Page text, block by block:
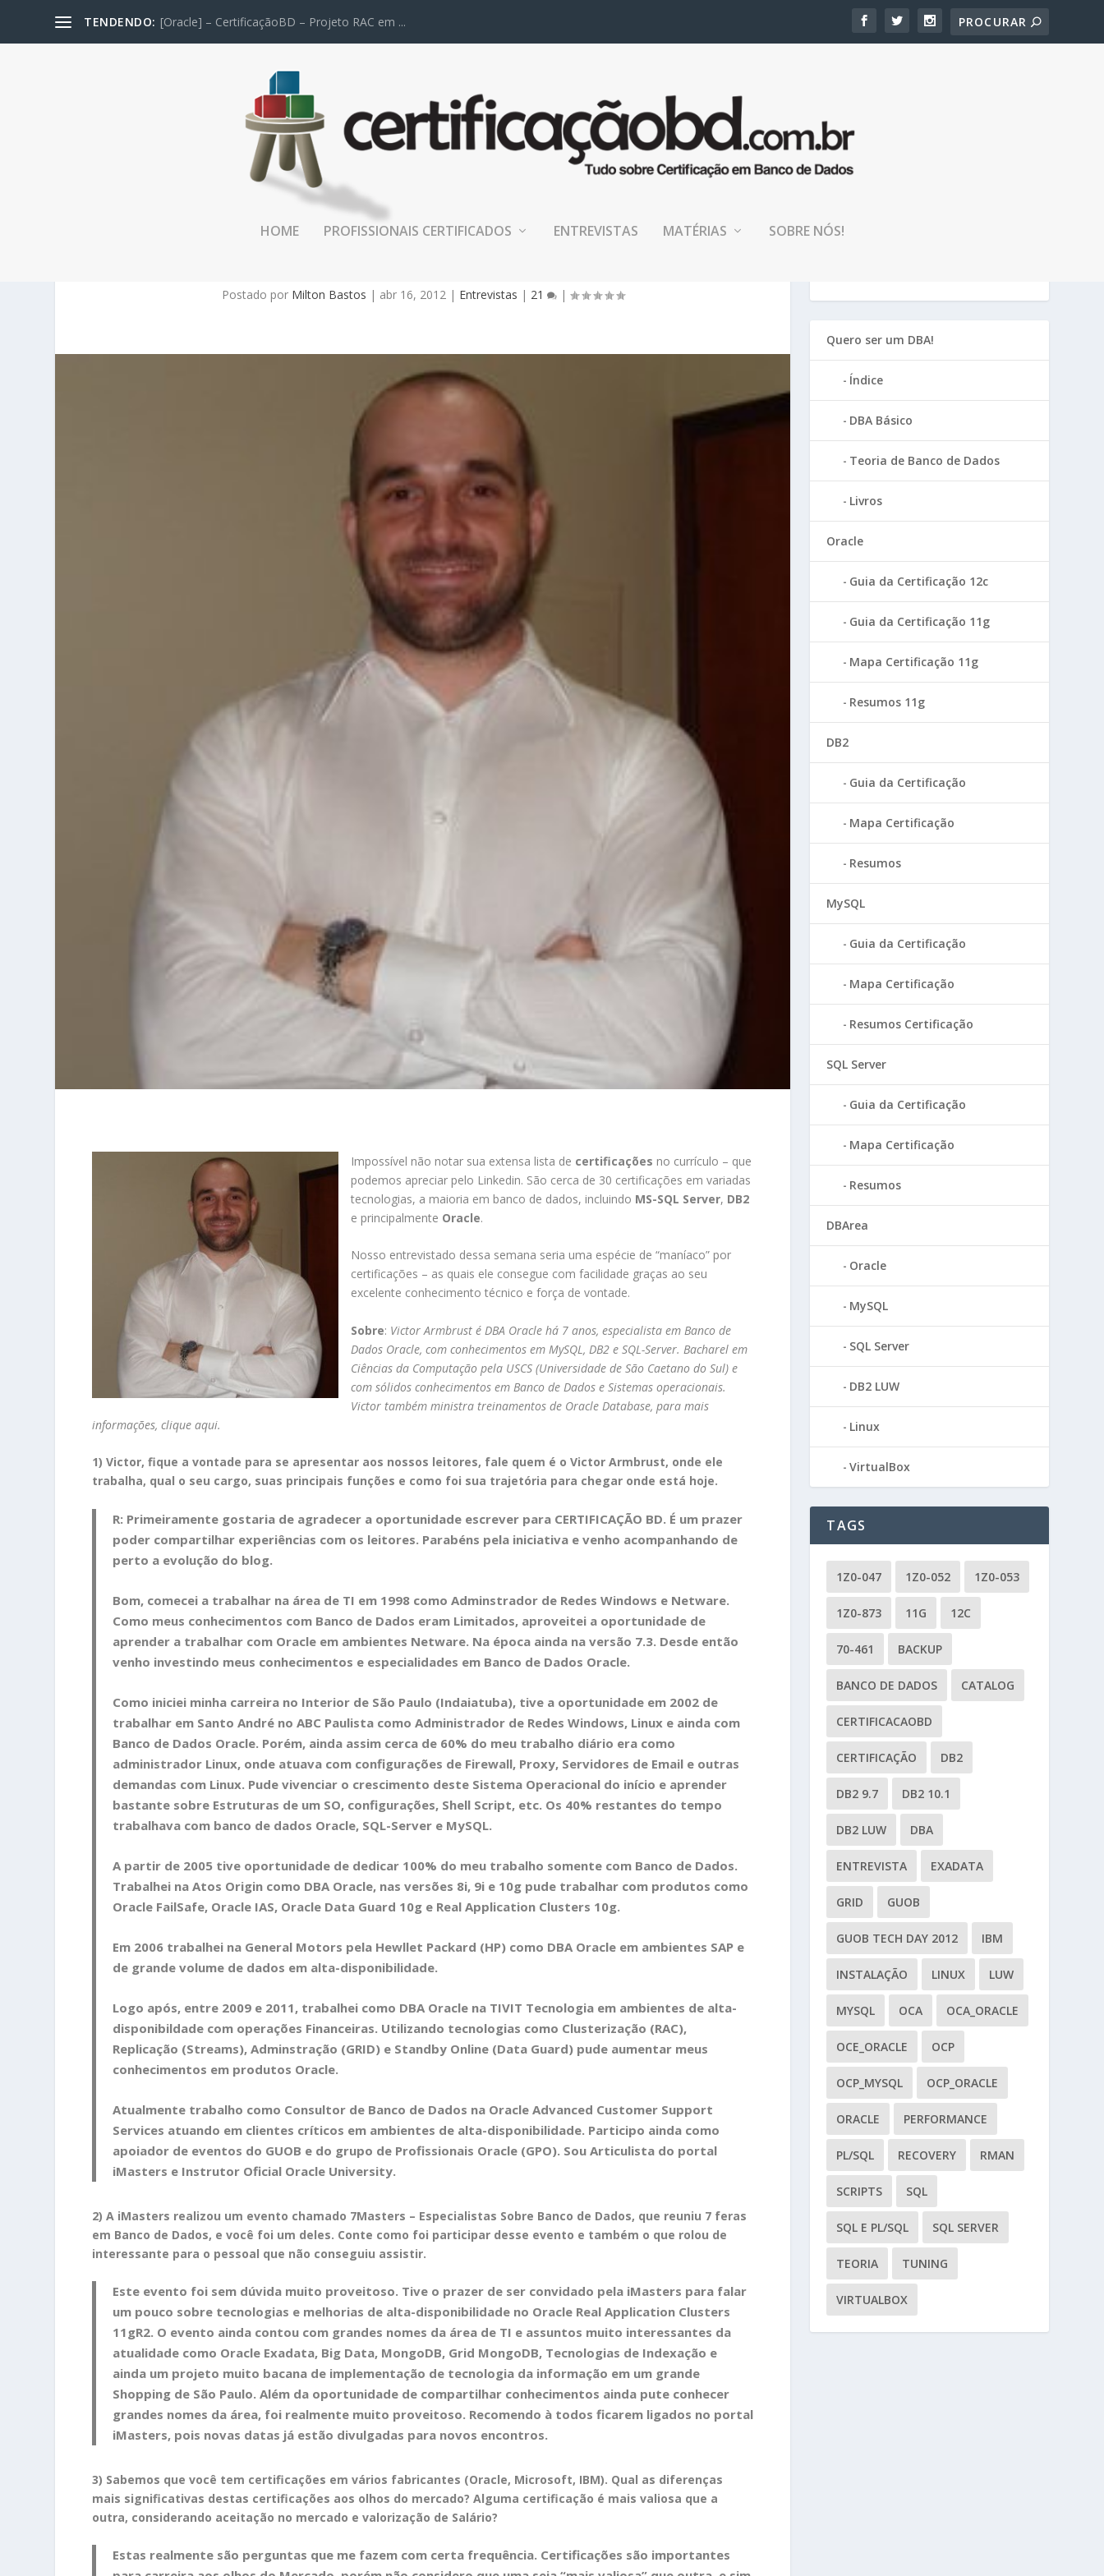
TENDENDO: [Oracle] – CertificaçãoBD – Projeto RAC em ...
HOME PROFISSIONAIS CERTIFICADOS ENTREVISTAS MATÉRIAS SOBRE NÓS!
Postado por Milton Bastos | abr 16, 2012 | Entrevistas | 21 |
Impossível não notar sua extensa lista de certificações no currículo – que
podemos apreciar pelo Linkedin. São cerca de 30 certificações em variadas
tecnologias, a maioria em banco de dados, incluindo MS-SQL Server, DB2
e principalmente Oracle.
Nosso entrevistado dessa semana seria uma espécie de “maníaco” por
certificações – as quais ele consegue com facilidade graças ao seu
excelente conhecimento técnico e força de vontade.
Sobre: Victor Armbrusté DBA Oracle há 7 anos, especialista em Banco de
Dados Oracle, com conhecimentos em MySQL, DB2 e SQL-Server. Bacharel em
Ciências da Computação pela USCS (Universidade de São Caetano do Sul) e
com sólidos conhecimentos em Banco de Dados e Sistemas operacionais.
Victor também ministra treinamentos de Oracle Database, para mais
informações, clique aqui.
1) Victor, fique a vontade para se apresentar aos nossos leitores, fale quem é o Victor Armbrust, onde ele
trabalha, qual o seu cargo, suas principais funções e como foi sua trajetória para chegar onde está hoje.
R: Primeiramente gostaria de agradecer a oportunidade escrever para CERTIFICAÇÃO BD. É um prazer
poder compartilhar experiências com os leitores. Parabéns pela iniciativa e venho acompanhando de
perto a evolução do blog.
Bom, comecei a trabalhar na área de TI em 1998 como Adminstrador de Redes Windows e Netware.
Como meus conhecimentos com Banco de Dados eram Limitados, aproveitei a oportunidade de
aprender a trabalhar com Oracle em ambientes Netware. Na época ainda na versão 7.3. Desde então
venho investindo meus conhecimentos e especialidades em Banco de Dados Oracle.
Como iniciei minha carreira no Interior de São Paulo (Indaiatuba), tive a oportunidade em 2002 de
trabalhar em Santo André no ABC Paulista como Administrador de Redes Windows, Linux e ainda com
Banco de Dados Oracle. Porém, ainda assim cerca de 60% do meu trabalho diário era como
administrador Linux, onde atuava com configurações de Firewall, Proxy, Servidores de Email e outras
demandas com Linux. Pude vivenciar o crescimento deste Sistema Operacional do início e aprender
bastante sobre Estruturas de um SO, configurações, Shell Script, etc. Os 40% restantes do tempo
trabalhava com banco de dados Oracle, SQL-Server e MySQL.
A partir de 2005 tive oportunidade de dedicar 100% do meu trabalho somente com Banco de Dados.
Trabalhei na Atos Origin como DBA Oracle, nas versões 8i, 9i e 10g pude trabalhar com produtos como
Oracle FailSafe, Oracle IAS, Oracle Data Guard 10g e Real Application Clusters 10g.
Em 2006 trabalhei na General Motors pela Hewllet Packard (HP) como DBA Oracle em ambientes SAP e
de grande volume de dados em alta-disponibilidade.
Logo após, entre 2009 e 2011, trabalhei como DBA Oracle na TIVIT Tecnologia em ambientes de alta-
disponibildade com operações Financeiras. Utilizando tecnologias como Clusterização (RAC),
Replicação (Streams), Adminstração (GRID) e Standby Online (Data Guard) pude aumentar meus
conhecimentos em produtos Oracle.
Atualmente trabalho como Consultor de Banco de Dados na Oracle Advanced Customer Support
Services atuando em clientes críticos em ambientes de alta-disponibilidade. Participo ainda como
apoiador de eventos do GUOB e do grupo de Profissionais Oracle (GPO). Sou Articulista do portal
iMasters e Instrutor Oficial Oracle University.
2) A iMasters realizou um evento chamado 7Masters – Especialistas Sobre Banco de Dados, que reuniu 7 feras
em Banco de Dados, e você foi um deles. Conte como foi participar desse evento e também o que rolou de
interessante para o pessoal que não conseguiu assistir.
Este evento foi sem dúvida muito proveitoso. Tive o prazer de ser convidado pela iMasters para falar
um pouco sobre tecnologias e melhorias de alta-disponibilidade no Oracle Real Application Clusters
11gR2. O evento ainda contou com grandes nomes da área de TI e assuntos muito interessantes da
atualidade como Oracle Exadata, Big Data, MongoDB, Grid MongoDB, Tecnologias de Indexação e
ainda um projeto muito bacana de implementação de tecnologia da informação em um grande
Shopping de São Paulo. Além da oportunidade de compartilhar conhecimentos ainda pute conhecer
grandes nomes da área, foi realmente muito proveitoso. Recomendo à todos ficarem ligados no portal
iMasters, pois novas datas já estão divulgadas para novos encontros.
3) Sabemos que você tem certificações em vários fabricantes (Oracle, Microsoft, IBM). Qual as diferenças
mais significativas destas certificações aos olhos do mercado? Alguma certificação é mais valiosa que a
outra, considerando aceitação no mercado e valorização de Salário?
Estas realmente são perguntas que me fazem com certa frequência. Certificações são importantes
TENHA PACIÊNCIA!
Quero ser um DBA!
Índice
DBA Básico
Teoria de Banco de Dados
Livros
Oracle
Guia da Certificação 12c
Guia da Certificação 11g
Mapa Certificação 11g
Resumos 11g
DB2
Guia da Certificação
Mapa Certificação
Resumos
MySQL
Guia da Certificação
Mapa Certificação
Resumos Certificação
SQL Server
Guia da Certificação
Mapa Certificação
Resumos
DBArea
Oracle
MySQL
SQL Server
DB2 LUW
Linux
VirtualBox
TAGS
1Z0-047 1Z0-052 1Z0-053
1Z0-873 11G 12C
70-461 BACKUP
BANCO DE DADOS CATALOG
CERTIFICACAOBD
CERTIFICAÇÃO DB2
DB2 9.7 DB2 10.1
DB2 LUW DBA
ENTREVISTA EXADATA
GRID GUOB
GUOB TECH DAY 2012 IBM
INSTALAÇÃO LINUX LUW
MYSQL OCA OCA_ORACLE
OCE_ORACLE OCP
OCP_MYSQL OCP_ORACLE
ORACLE PERFORMANCE
PL/SQL RECOVERY RMAN
SCRIPTS SQL
SQL E PL/SQL SQL SERVER
TEORIA TUNING
VIRTUALBOX